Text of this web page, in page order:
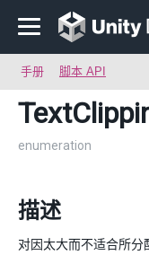
手册 脚本 API
enumeration
描述
对因太大而不适合所分